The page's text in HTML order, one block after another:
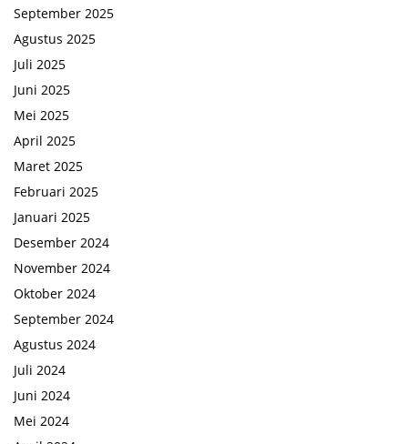
September 2025
Agustus 2025
Juli 2025
Juni 2025
Mei 2025
April 2025
Maret 2025
Februari 2025
Januari 2025
Desember 2024
November 2024
Oktober 2024
September 2024
Agustus 2024
Juli 2024
Juni 2024
Mei 2024